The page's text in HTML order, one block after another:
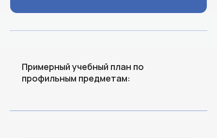
Примерный учебный план по
профильным предметам: